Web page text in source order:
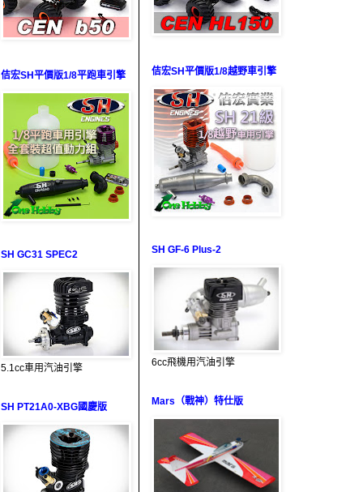
佶宏SH平價版1/8平跑車引擎
SH GC31 SPEC2
5.1cc車用汽油引擎
SH PT21A0-XBG國慶版
佶宏SH平價版1/8越野車引擎
SH GF-6 Plus-2
6cc飛機用汽油引擎
Mars（戰神）特仕版